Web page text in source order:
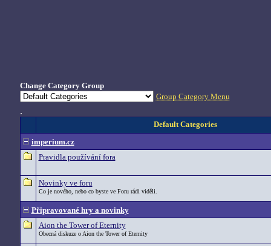
Change Category Group
Group Category Menu
.
Default Categories
imperium.cz
Pravidla používání fora
Novinky ve foru
Co je nového, nebo co byste ve Foru rádi viděli.
Připravované hry a novinky
Aion the Tower of Eternity
Obecná diskuze o Aion the Tower of Eternity